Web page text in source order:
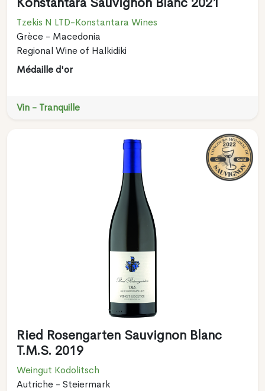
Tzekis N LTD-Konstantara Wines
Grèce - Macedonia
Regional Wine of Halkidiki
Médaille d'or
Vin - Tranquille
Ried Rosengarten Sauvignon Blanc
T.M.S. 2019
Weingut Kodolitsch
Autriche - Steiermark